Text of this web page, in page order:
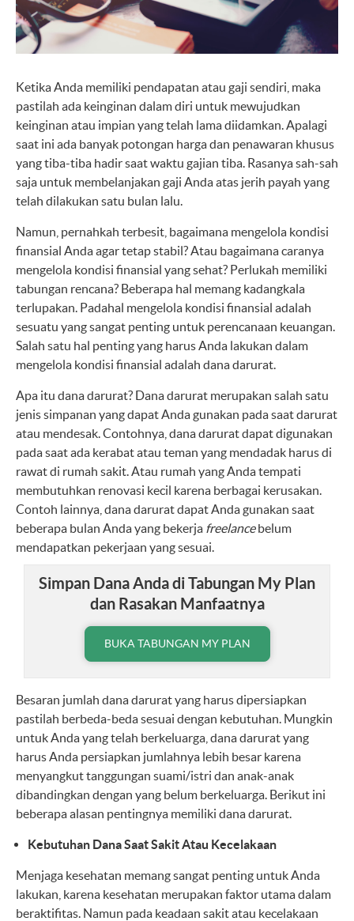
Ketika Anda memiliki pendapatan atau gaji sendiri, maka
pastilah ada keinginan dalam diri untuk mewujudkan
keinginan atau impian yang telah lama diidamkan. Apalagi
saat ini ada banyak potongan harga dan penawaran khusus
yang tiba-tiba hadir saat waktu gajian tiba. Rasanya sah-sah
saja untuk membelanjakan gaji Anda atas jerih payah yang
telah dilakukan satu bulan lalu.
Namun, pernahkah terbesit, bagaimana mengelola kondisi
finansial Anda agar tetap stabil? Atau bagaimana caranya
mengelola kondisi finansial yang sehat? Perlukah memiliki
tabungan rencana? Beberapa hal memang kadangkala
terlupakan. Padahal mengelola kondisi finansial adalah
sesuatu yang sangat penting untuk perencanaan keuangan.
Salah satu hal penting yang harus Anda lakukan dalam
mengelola kondisi finansial adalah dana darurat.
Apa itu dana darurat? Dana darurat merupakan salah satu
jenis simpanan yang dapat Anda gunakan pada saat darurat
atau mendesak. Contohnya, dana darurat dapat digunakan
pada saat ada kerabat atau teman yang mendadak harus di
rawat di rumah sakit. Atau rumah yang Anda tempati
membutuhkan renovasi kecil karena berbagai kerusakan.
Contoh lainnya, dana darurat dapat Anda gunakan saat
beberapa bulan Anda yang bekerja freelancebelum
mendapatkan pekerjaan yang sesuai.
Simpan Dana Anda di Tabungan My Plan
dan Rasakan Manfaatnya
BUKA TABUNGAN MY PLAN
Besaran jumlah dana darurat yang harus dipersiapkan
pastilah berbeda-beda sesuai dengan kebutuhan. Mungkin
untuk Anda yang telah berkeluarga, dana darurat yang
harus Anda persiapkan jumlahnya lebih besar karena
menyangkut tanggungan suami/istri dan anak-anak
dibandingkan dengan yang belum berkeluarga. Berikut ini
beberapa alasan pentingnya memiliki dana darurat.
Kebutuhan Dana Saat Sakit Atau Kecelakaan
Menjaga kesehatan memang sangat penting untuk Anda
lakukan, karena kesehatan merupakan faktor utama dalam
beraktifitas. Namun pada keadaan sakit atau kecelakaan